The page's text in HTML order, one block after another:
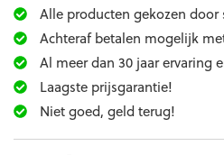
Alle producten gekozen door
Achteraf betalen mogelijk
Al meer dan 30 jaar ervaring
Laagste prijsgarantie!
Niet goed, geld terug!